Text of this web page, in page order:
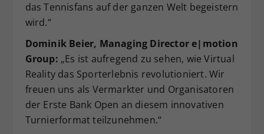
das Tennisfans auf der ganzen Welt begeistern
wird.“
Dominik Beier, Managing Director e|motion
Group: „Es ist aufregend zu sehen, wie Virtual
Reality das Sporterlebnis revolutioniert. Wir
freuen uns als Vermarkter und Organisatoren
der Erste Bank Open an diesem innovativen
Turnierformat teilzunehmen.“